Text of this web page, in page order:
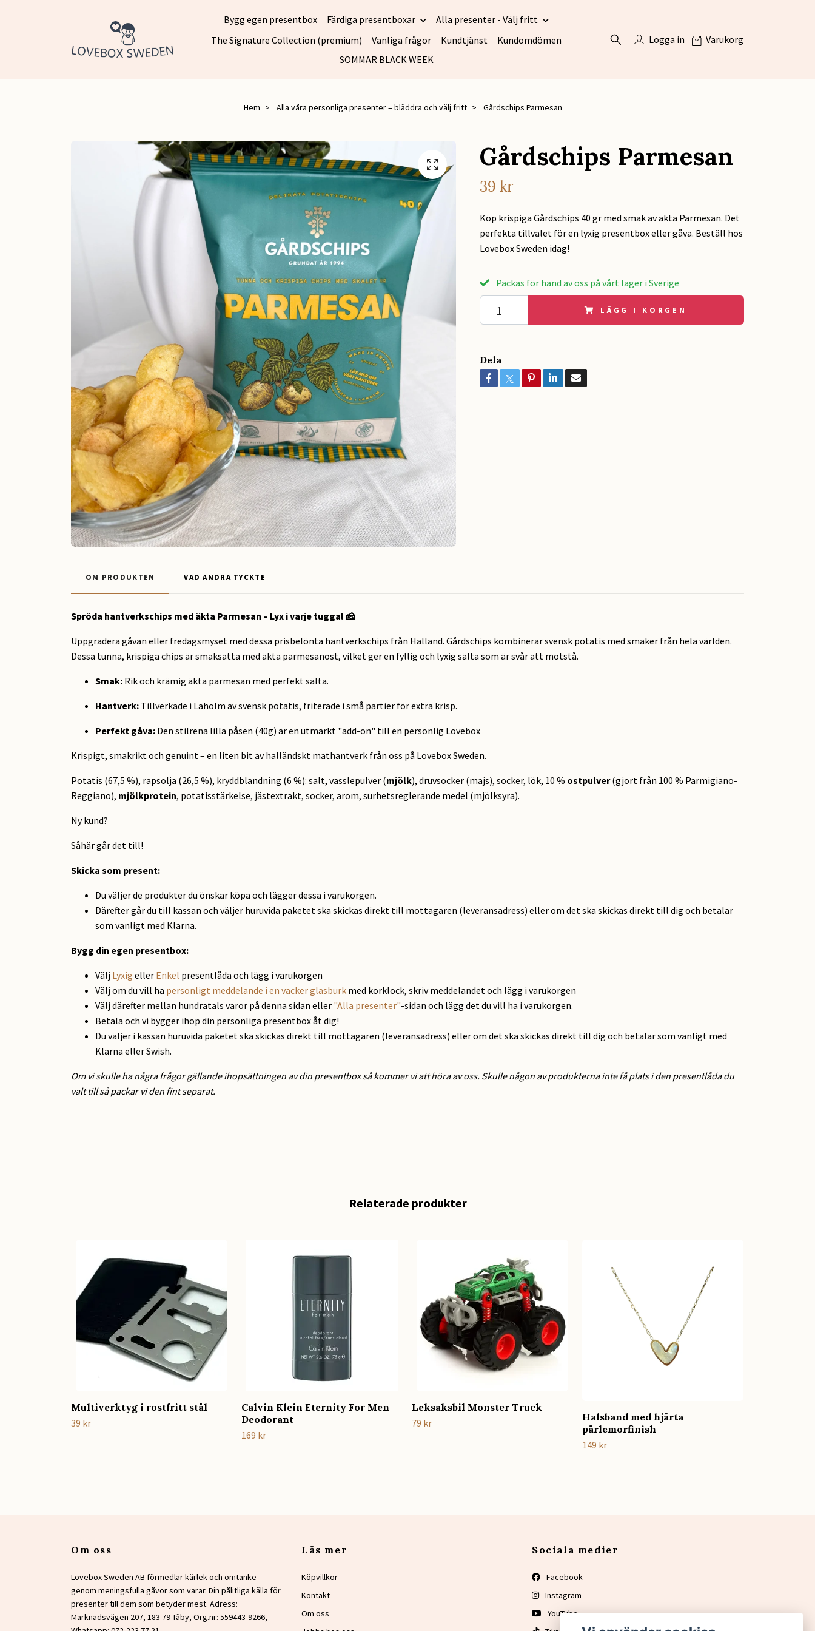
Bygg egen presentbox Färdiga presentboxar
Alla presenter - Välj fritt
The Signature Collection (premium)
Vanliga frågor Kundtjänst
Kundomdömen
SOMMAR BLACK WEEK
Logga in Varukorg
Hem Alla våra personliga presenter – bläddra och välj fritt Gårdschips Parmesan
Gårdschips Parmesan
39 kr
Köp krispiga Gårdschips 40 gr med smak av äkta Parmesan. Det
perfekta tillvalet för en lyxig presentbox eller gåva. Beställ hos
Lovebox Sweden idag!
Packas för hand av oss på vårt lager i Sverige
LÄGG I KORGEN
Dela
OM PRODUKTEN VAD ANDRA TYCKTE
Spröda hantverkschips med äkta Parmesan – Lyx i varje tugga! 🧀
Uppgradera gåvan eller fredagsmyset med dessa prisbelönta hantverkschips från Halland. Gårdschips kombinerar svensk potatis med smaker från hela världen.
Dessa tunna, krispiga chips är smaksatta med äkta parmesanost, vilket ger en fyllig och lyxig sälta som är svår att motstå.
Smak: Rik och krämig äkta parmesan med perfekt sälta.
Hantverk: Tillverkade i Laholm av svensk potatis, friterade i små partier för extra krisp.
Perfekt gåva: Den stilrena lilla påsen (40g) är en utmärkt "add-on" till en personlig Lovebox
Krispigt, smakrikt och genuint – en liten bit av halländskt mathantverk från oss på Lovebox Sweden.
Potatis (67,5 %), rapsolja (26,5 %), kryddblandning (6 %): salt, vasslepulver (mjölk), druvsocker (majs), socker, lök, 10 % ostpulver(gjort från 100 % Parmigiano-
Reggiano), mjölkprotein, potatisstärkelse, jästextrakt, socker, arom, surhetsreglerande medel (mjölksyra).
Ny kund?
Såhär går det till!
Skicka som present:
Du väljer de produkter du önskar köpa och lägger dessa i varukorgen.
Därefter går du till kassan och väljer huruvida paketet ska skickas direkt till mottagaren (leveransadress) eller om det ska skickas direkt till dig och betalar
som vanligt med Klarna.
Bygg din egen presentbox:
Välj Lyxig eller Enkel presentlåda och lägg i varukorgen
Välj om du vill ha personligt meddelande i en vacker glasburk med korklock, skriv meddelandet och lägg i varukorgen
Välj därefter mellan hundratals varor på denna sidan eller "Alla presenter"-sidan och lägg det du vill ha i varukorgen.
Betala och vi bygger ihop din personliga presentbox åt dig!
Du väljer i kassan huruvida paketet ska skickas direkt till mottagaren (leveransadress) eller om det ska skickas direkt till dig och betalar som vanligt med
Klarna eller Swish.
Om vi skulle ha några frågor gällande ihopsättningen av din presentbox så kommer vi att höra av oss. Skulle någon av produkterna inte få plats i den presentlåda du
valt till så packar vi den fint separat.
Multiverktyg i rostfritt stål
39 kr
Calvin Klein Eternity For Men
Deodorant
169 kr
Leksaksbil Monster Truck
79 kr
Halsband med hjärta
pärlemorfinish
149 kr
Om oss
Lovebox Sweden AB förmedlar kärlek och omtanke
genom meningsfulla gåvor som varar. Din pålitliga källa för
presenter till dem som betyder mest. Adress:
Marknadsvägen 207, 183 79 Täby, Org.nr: 559443-9266,
Läs mer
Köpvillkor
Kontakt
Om oss
Sociala medier
Facebook
Instagram
YouTube